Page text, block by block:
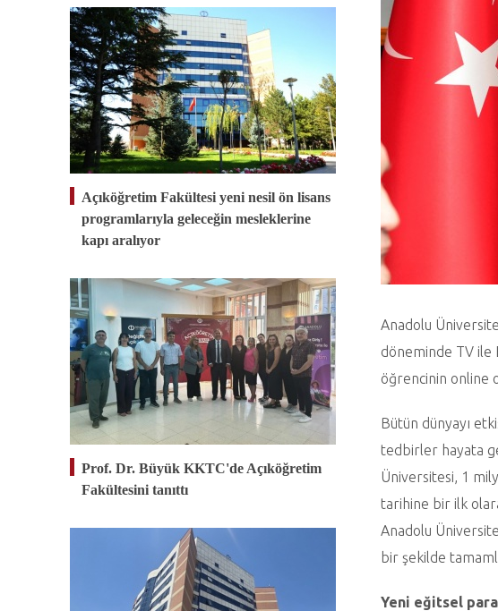
Anadolu
döneminde TV ile
öğrencinin online
Bütün dünyayı
tedbirler hayata
Üniversitesi, 1
tarihine bir ilk
Anadolu
bir şekilde
Yeni eğitsel
Açıköğretim Fakültesi yeni nesil ön lisans
programlarıyla geleceğin mesleklerine
kapı aralıyor
Prof. Dr. Büyük KKTC'de Açıköğretim
Fakültesini tanıttı